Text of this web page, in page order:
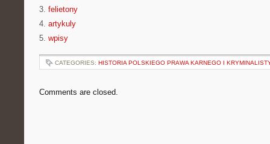
3. felietony
4. artykuly
5. wpisy
CATEGORIES: HISTORIA POLSKIEGO PRAWA KARNEGO I
Comments are closed.